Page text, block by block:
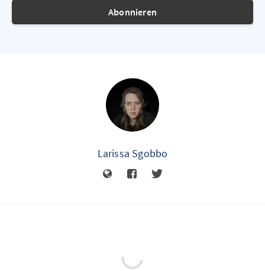
Abonnieren
Larissa Sgobbo